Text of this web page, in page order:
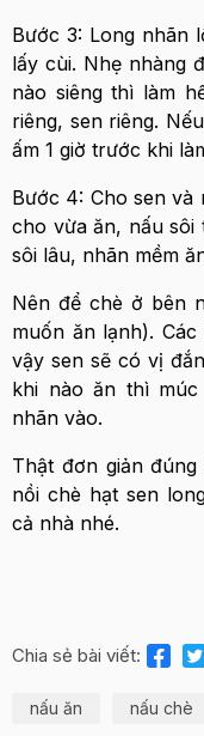
Bước 3: Long nhãn
lấy cùi. Nhẹ nhàng
nào siêng thì làm
riêng, sen riêng.
ấm 1 giờ trước khi
Bước 4: Cho sen và
cho vừa ăn, nấu sôi
sôi lâu, nhãn mềm
Nên để chè ở bên
muốn ăn lạnh).
vậy sen sẽ có vị
khi nào ăn thì
nhãn vào.
Thật đơn giản
nồi chè hạt sen
cả nhà nhé.
Chia sẻ bài viết:
nấu ăn nấu chè